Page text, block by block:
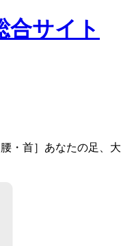
合サイト
・首］あなたの足、大